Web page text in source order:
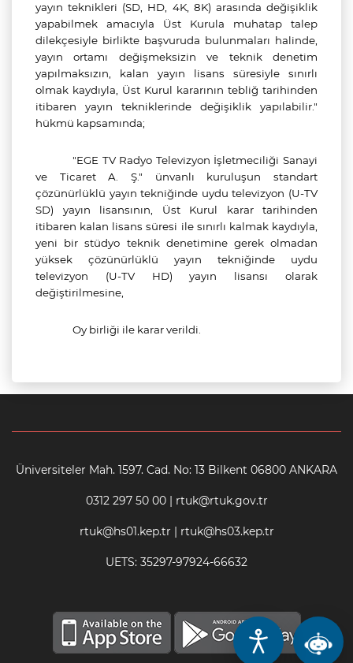
yayın teknikleri (SD, HD, 4K, 8K) arasında değişiklik
yapabilmek amacıyla Üst Kurula muhatap talep
dilekçesiyle birlikte başvuruda bulunmaları halinde,
yayın ortamı değişmeksizin ve teknik denetim
yapılmaksızın, kalan yayın lisans süresiyle sınırlı
olmak kaydıyla, Üst Kurul kararının tebliğ tarihinden
itibaren yayın tekniklerinde değişiklik yapılabilir."
hükmü kapsamında;
"EGE TV Radyo Televizyon İşletmeciliği Sanayi
ve Ticaret A. Ş." ünvanlı kuruluşun standart
çözünürlüklü yayın tekniğinde uydu televizyon (U-TV
SD) yayın lisansının, Üst Kurul karar tarihinden
itibaren kalan lisans süresi ile sınırlı kalmak kaydıyla,
yeni bir stüdyo teknik denetimine gerek olmadan
yüksek çözünürlüklü yayın tekniğinde uydu
televizyon (U-TV HD) yayın lisansı olarak
değiştirilmesine,
Oy birliği ile karar verildi.
Üniversiteler Mah. 1597. Cad. No: 13 Bilkent 06800 ANKARA
0312 297 50 00 | rtuk@rtuk.gov.tr
rtuk@hs01.kep.tr | rtuk@hs03.kep.tr
UETS: 35297-97924-66632